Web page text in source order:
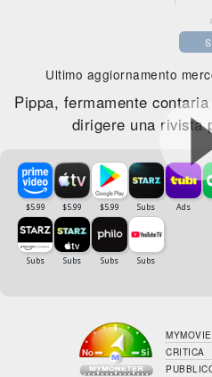
Ultimo aggiornamento
Pippa, fermamente
dirigere una rivista
CRITICA